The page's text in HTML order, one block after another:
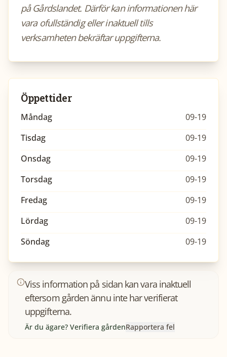
på Gårdslandet. Därför kan informationen här
vara ofullständig eller inaktuell tills
verksamheten bekräftar uppgifterna.
Öppettider
Måndag
09-19
Tisdag
09-19
Onsdag
09-19
Torsdag
09-19
Fredag
09-19
Lördag
09-19
Söndag
09-19
Viss information på sidan kan vara inaktuell
eftersom gården ännu inte har verifierat
uppgifterna.
Är du ägare? Verifiera gårdenRapportera fel